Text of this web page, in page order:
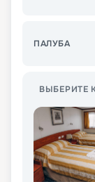
ПАЛУБА
ВЫБЕРИТЕ